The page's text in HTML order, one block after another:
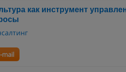
как инструмент
mail